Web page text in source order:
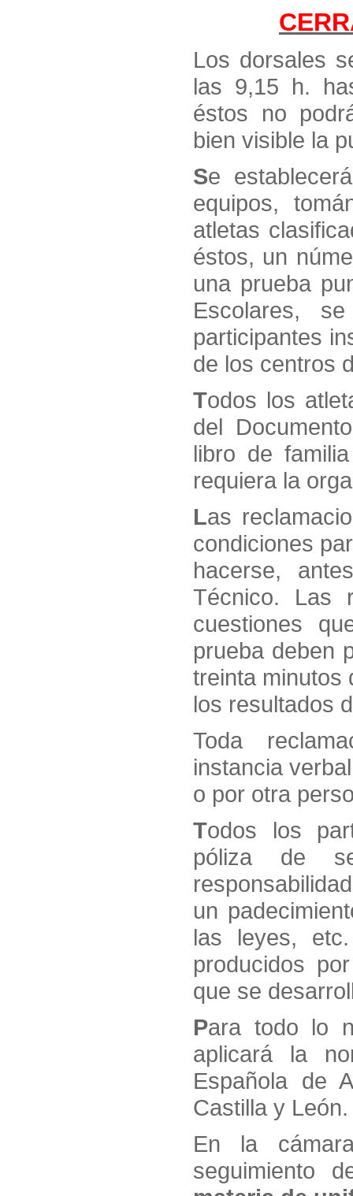
Los dorsales
las 9,15 h.
éstos no
bien visible la
Se
equipos,
atletas
éstos, un
una prueba
Escolares,
participantes
de los centros
Todos los
del
libro de
requiera la
Las
condiciones
hacerse,
Técnico. Las
cuestiones
prueba deben
treinta minutos
los resultados
Toda
instancia
o por otra
Todos los
póliza de
un
las leyes,
producidos
que se
Para todo lo
aplicará la
Española de
Castilla y León.
En la
seguimiento